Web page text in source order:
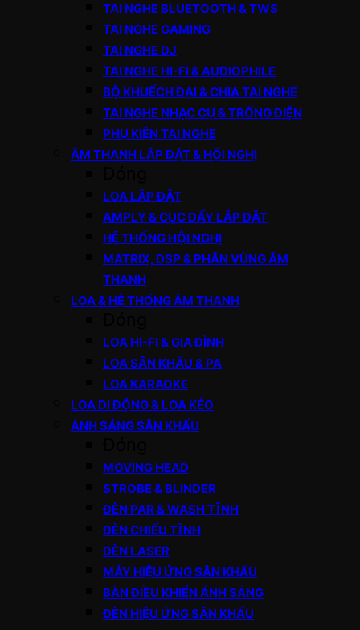
TAI NGHE BLUETOOTH & TWS
TAI NGHE GAMING
TAI NGHE DJ
TAI NGHE HI-FI & AUDIOPHILE
BỘ KHUẾCH ĐẠI & CHIA TAI NGHE
TAI NGHE NHẠC CỤ & TRỐNG ĐIỆN
PHỤ KIỆN TAI NGHE
ÂM THANH LẮP ĐẶT & HỘI NGHỊ
LOA LẮP ĐẶT
AMPLY & CỤC ĐẨY LẮP ĐẶT
HỆ THỐNG HỘI NGHỊ
MATRIX, DSP & PHÂN VÙNG ÂM
THANH
LOA & HỆ THỐNG ÂM THANH
LOA HI-FI & GIA ĐÌNH
LOA SÂN KHẤU & PA
LOA KARAOKE
LOA DI ĐỘNG & LOA KÉO
ÁNH SÁNG SÂN KHẤU
MOVING HEAD
STROBE & BLINDER
ĐÈN PAR & WASH TĨNH
ĐÈN CHIẾU TĨNH
ĐÈN LASER
MÁY HIỆU ỨNG SÂN KHẤU
BÀN ĐIỀU KHIỂN ÁNH SÁNG
ĐÈN HIỆU ỨNG SÂN KHẤU